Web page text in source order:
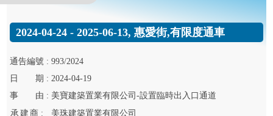
2024-04-24 - 2025-06-13, 惠愛街,有限度通車
通告編號 :993/2024
日
期 :2024-04-19
事
由 : 美寶建築置業有限公司-設置臨時出入口通道
承建 商 :
美珠建築置業有限公司